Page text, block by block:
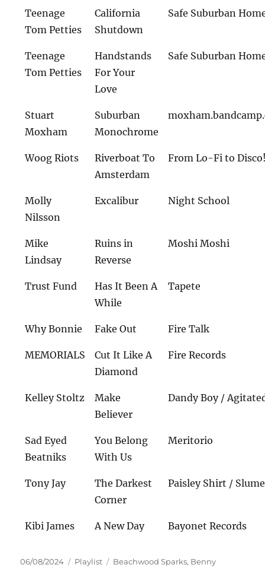
Teenage
Tom Petties
California
Shutdown
Safe Suburban
Teenage
Tom Petties
Handstands
For Your
Love
Safe Suburban
Stuart
Moxham
Suburban
Monochrome
Woog Riots
Riverboat To
Amsterdam
From Lo-Fi to
Molly
Nilsson
Excalibur Night School
Mike
Lindsay
Ruins in
Reverse
Moshi Moshi
Trust Fund
Has It Been A
While
Tapete
Why Bonnie Fake Out Fire Talk
MEMORIALS
Cut It Like A
Diamond
Fire Records
Kelley Stoltz
Make
Believer
Dandy Boy /
Sad Eyed
Beatniks
You Belong
With Us
Meritorio
Tony Jay
The Darkest
Corner
Paisley Shirt /
Kibi James A New Day Bayonet Records
Veröffentlicht
06/08/2024 Kategorien
Playlist Schlagwörter
Beachwood Sparks, Benny